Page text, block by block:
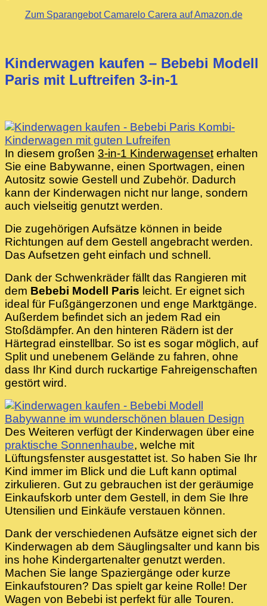
Zum Sparangebot Camarelo Carera auf Amazon.de
Kinderwagen kaufen – Bebebi Modell
Paris mit Luftreifen 3-in-1
In diesem großen 3-in-1 Kinderwagenset erhalten
Sie eine Babywanne, einen Sportwagen, einen
Autositz sowie Gestell und Zubehör. Dadurch
kann der Kinderwagen nicht nur lange, sondern
auch vielseitig genutzt werden.
Die zugehörigen Aufsätze können in beide
Richtungen auf dem Gestell angebracht werden.
Das Aufsetzen geht einfach und schnell.
Dank der Schwenkräder fällt das Rangieren mit
dem Bebebi Modell Paris leicht. Er eignet sich
ideal für Fußgängerzonen und enge Marktgänge.
Außerdem befindet sich an jedem Rad ein
Stoßdämpfer. An den hinteren Rädern ist der
Härtegrad einstellbar. So ist es sogar möglich, auf
Split und unebenem Gelände zu fahren, ohne
dass Ihr Kind durch ruckartige Fahreigenschaften
gestört wird.
Des Weiteren verfügt der Kinderwagen über eine
praktische Sonnenhaube, welche mit
Lüftungsfenster ausgestattet ist. So haben Sie Ihr
Kind immer im Blick und die Luft kann optimal
zirkulieren. Gut zu gebrauchen ist der geräumige
Einkaufskorb unter dem Gestell, in dem Sie Ihre
Utensilien und Einkäufe verstauen können.
Dank der verschiedenen Aufsätze eignet sich der
Kinderwagen ab dem Säuglingsalter und kann bis
ins hohe Kindergartenalter genutzt werden.
Machen Sie lange Spaziergänge oder kurze
Einkaufstouren? Das spielt gar keine Rolle! Der
Wagen von Bebebi ist perfekt für alle Touren.